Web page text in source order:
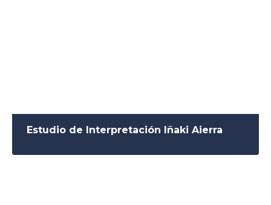
Estudio de Interpretación Iñaki Aierra